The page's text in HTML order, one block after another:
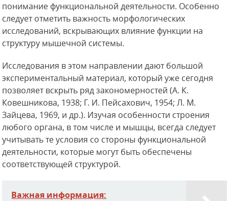
понимание функциональной деятельности. Особенно
следует отметить важность морфологических
исследований, вскрывающих влияние функции на
структуру мышечной системы.
Исследования в этом направлении дают большой
экспериментальный материал, который уже сегодня
позволяет вскрыть ряд закономерностей (А. К.
Ковешникова, 1938; Г. И. Пейсахович, 1954; Л. М.
Зайцева, 1969, и др.). Изучая особенности строения
любого органа, в том числе и мышцы, всегда следует
учитывать те условия со стороны функциональной
деятельности, которые могут быть обеспечены
соответствующей структурой.
Важная информация: